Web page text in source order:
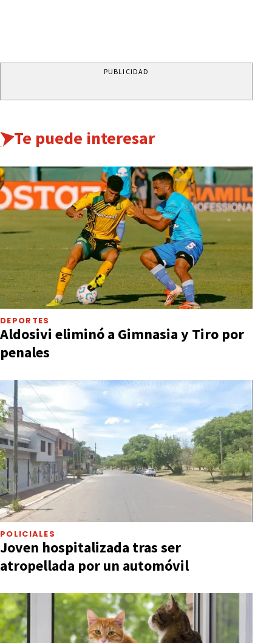
PUBLICIDAD
Te puede interesar
DEPORTES
Aldosivi eliminó a Gimnasia y Tiro por
penales
POLICIALES
Joven hospitalizada tras ser
atropellada por un automóvil